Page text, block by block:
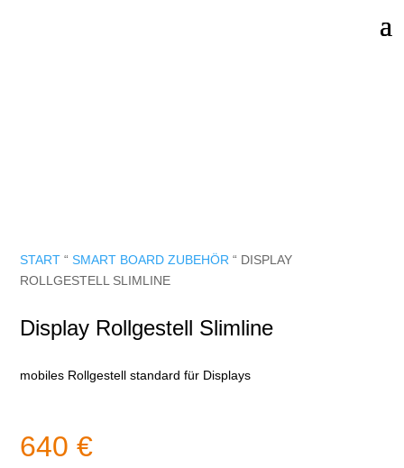
START “SMART BOARD ZUBEHÖR “ DISPLAY
ROLLGESTELL SLIMLINE
Display Rollgestell Slimline
mobiles Rollgestell standard für Displays
640€